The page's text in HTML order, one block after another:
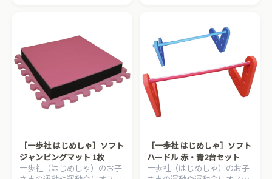
［一歩社 はじめしゃ］ソフト
ジャンピングマット 1枚
一歩社（はじめしゃ）のお子
［一歩社 はじめしゃ］ソフト
ハードル 赤・青2台セット
一歩社（はじめしゃ）のお子